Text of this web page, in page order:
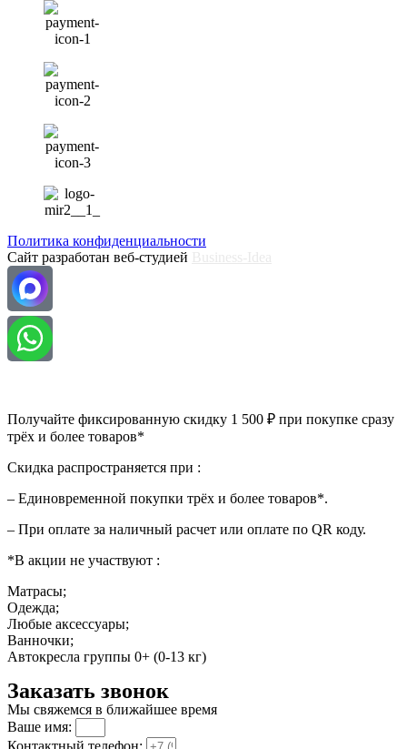
Политика конфиденциальности
Сайт разработан веб-студией
Получайте фиксированную скидку 1 500 ₽ при покупке сразу
трёх и более товаров*
Скидка распространяется при :
– Единовременной покупки трёх и более товаров*.
– При оплате за наличный расчет или оплате по QR коду.
*В акции не участвуют :
Матрасы;
Одежда;
Любые аксессуары;
Ванночки;
Автокресла группы 0+ (0-13 кг)
Заказать звонок
Мы свяжемся в ближайшее время
Ваше имя: